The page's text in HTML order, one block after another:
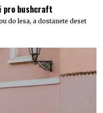
pro bushcraft
do lesa, a dostanete deset